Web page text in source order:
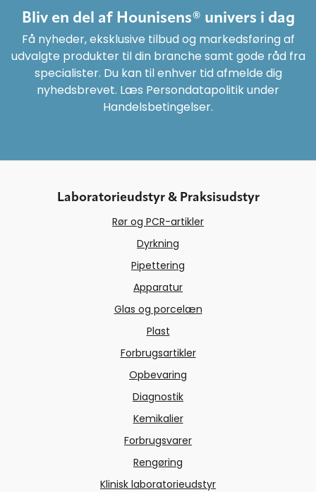
Bliv en del af Hounisens® univers i dag
Få nyheder, eksklusive tilbud og markedsføring af
udvalgte produkter til din branche samt gode råd fra
specialister. Du kan til enhver tid afmelde dig
nyhedsbrevet. Læs Persondatapolitik under
Handelsbetingelser.
Laboratorieudstyr & Praksisudstyr
Rør og PCR-artikler
Dyrkning
Pipettering
Apparatur
Glas og porcelæn
Plast
Forbrugsartikler
Opbevaring
Diagnostik
Kemikalier
Forbrugsvarer
Rengøring
Klinisk laboratorieudstyr